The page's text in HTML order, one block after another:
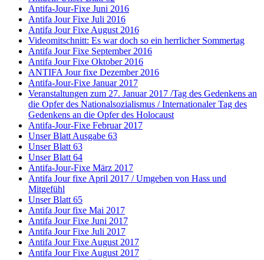
Antifa-Jour-Fixe Juni 2016
Antifa Jour Fixe Juli 2016
Antifa Jour Fixe August 2016
Videomitschnitt: Es war doch so ein herrlicher Sommertag
Antifa Jour Fixe September 2016
Antifa Jour Fixe Oktober 2016
ANTIFA Jour fixe Dezember 2016
Antifa-Jour-Fixe Januar 2017
Veranstaltungen zum 27. Januar 2017 /Tag des Gedenkens an
die Opfer des Nationalsozialismus / Internationaler Tag des
Gedenkens an die Opfer des Holocaust
Antifa-Jour-Fixe Februar 2017
Unser Blatt Ausgabe 63
Unser Blatt 63
Unser Blatt 64
Antifa-Jour-Fixe März 2017
Antifa Jour fixe April 2017 / Umgeben von Hass und
Mitgefühl
Unser Blatt 65
Antifa Jour fixe Mai 2017
Antifa Jour Fixe Juni 2017
Antifa Jour Fixe Juli 2017
Antifa Jour Fixe August 2017
Antifa Jour Fixe August 2017